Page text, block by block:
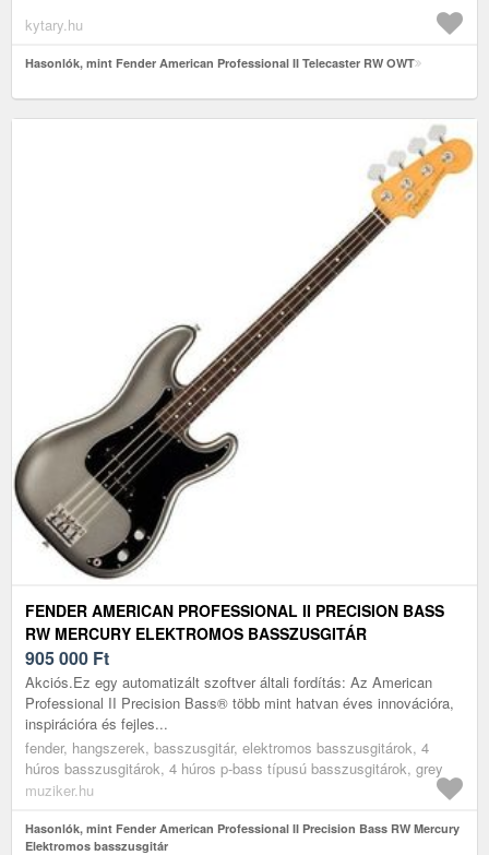
kytary.hu
Hasonlók, mint Fender American Professional II Telecaster RW OWT
FENDER AMERICAN PROFESSIONAL II PRECISION BASS
RW MERCURY ELEKTROMOS BASSZUSGITÁR
905 000 Ft
Akciós.Ez egy automatizált szoftver általi fordítás: Az American
Professional II Precision Bass® több mint hatvan éves innovációra,
inspirációra és fejles...
fender, hangszerek, basszusgitár, elektromos basszusgitárok, 4
húros basszusgitárok, 4 húros p-bass típusú basszusgitárok, grey
muziker.hu
Hasonlók, mint Fender American Professional II Precision Bass RW Mercury
Elektromos basszusgitár